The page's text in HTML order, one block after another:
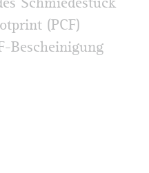
Schmiedestück
(PCF)
Bescheinigung